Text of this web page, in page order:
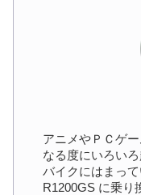
アニメやＰＣゲ
なる度にいろい
バイクにはまっ
R1200GS に乗り